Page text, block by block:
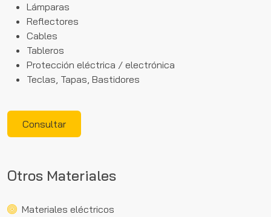
Lámparas
Reflectores
Cables
Tableros
Protección eléctrica / electrónica
Teclas, Tapas, Bastidores
Consultar
Otros Materiales
Materiales eléctricos